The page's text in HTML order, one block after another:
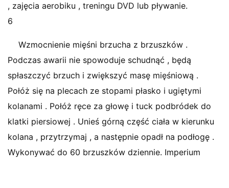
, zajęcia aerobiku , treningu DVD lub pływanie.
6
Wzmocnienie mięśni brzucha z brzuszków .
Podczas awarii nie spowoduje schudnąć , będą
spłaszczyć brzuch i zwiększyć masę mięśniową .
Połóż się na plecach ze stopami płasko i ugiętymi
kolanami . Połóż ręce za głowę i tuck podbródek do
klatki piersiowej . Unieś górną część ciała w kierunku
kolana , przytrzymaj , a następnie opadł na podłogę .
Wykonywać do 60 brzuszków dziennie. Imperium